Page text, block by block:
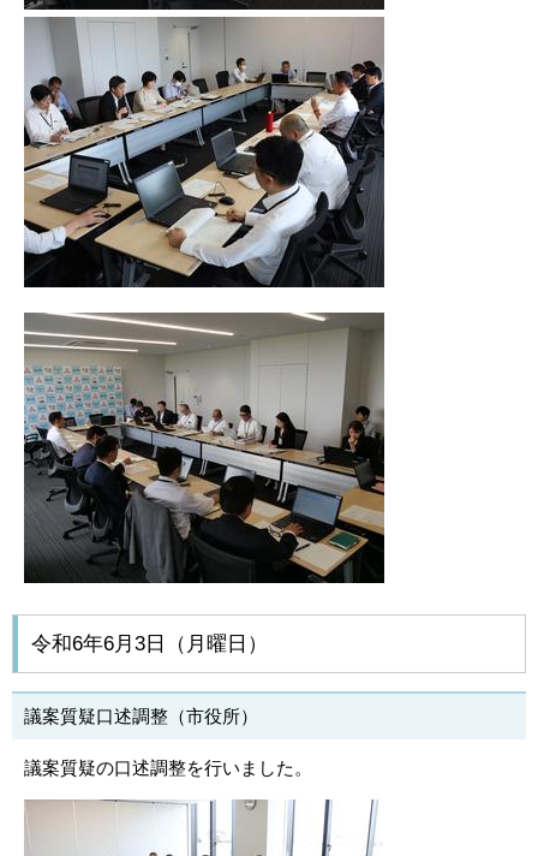
令和6年6月3日（月曜日）
議案質疑口述調整（市役所）
議案質疑の口述調整を行いました。